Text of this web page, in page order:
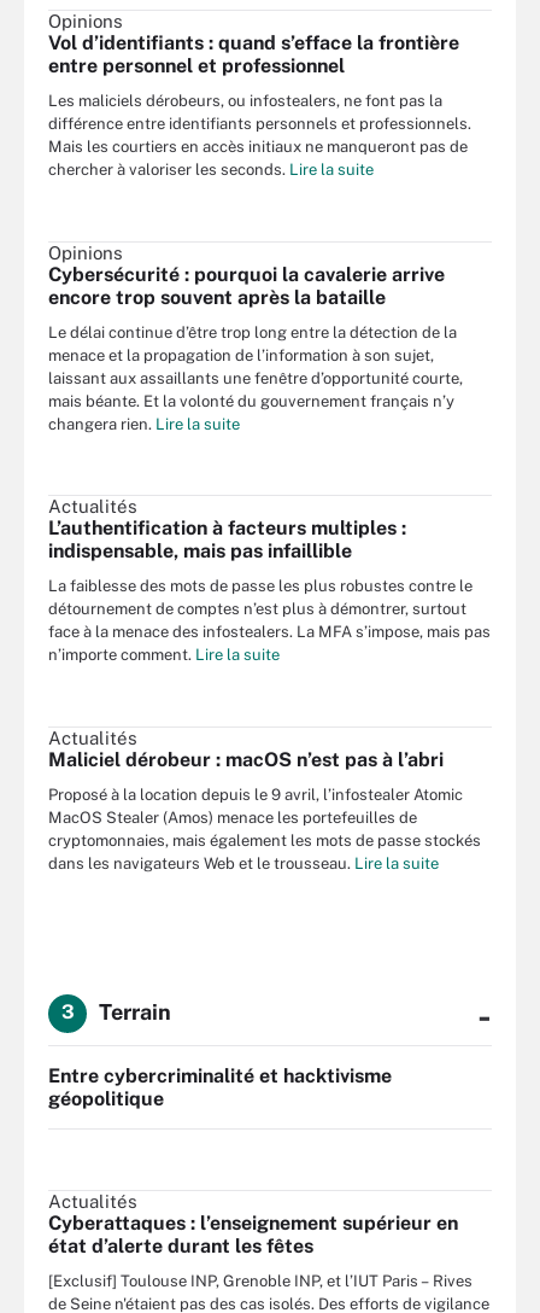
Opinions
Vol d’identifiants : quand s’efface la frontière
entre personnel et professionnel
Les maliciels dérobeurs, ou infostealers, ne font pas la
différence entre identifiants personnels et professionnels.
Mais les courtiers en accès initiaux ne manqueront pas de
chercher à valoriser les seconds. Lire la suite
Opinions
Cybersécurité : pourquoi la cavalerie arrive
encore trop souvent après la bataille
Le délai continue d’être trop long entre la détection de la
menace et la propagation de l’information à son sujet,
laissant aux assaillants une fenêtre d’opportunité courte,
mais béante. Et la volonté du gouvernement français n’y
changera rien. Lire la suite
Actualités
L’authentification à facteurs multiples :
indispensable, mais pas infaillible
La faiblesse des mots de passe les plus robustes contre le
détournement de comptes n’est plus à démontrer, surtout
face à la menace des infostealers. La MFA s’impose, mais pas
n’importe comment. Lire la suite
Actualités
Maliciel dérobeur : macOS n’est pas à l’abri
Proposé à la location depuis le 9 avril, l’infostealer Atomic
MacOS Stealer (Amos) menace les portefeuilles de
cryptomonnaies, mais également les mots de passe stockés
dans les navigateurs Web et le trousseau. Lire la suite
3 Terrain -
Entre cybercriminalité et hacktivisme
géopolitique
Actualités
Cyberattaques : l’enseignement supérieur en
état d’alerte durant les fêtes
[Exclusif] Toulouse INP, Grenoble INP, et l’IUT Paris – Rives
de Seine n'étaient pas des cas isolés. Des efforts de vigilance